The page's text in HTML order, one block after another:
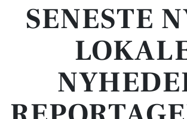
SENESTE